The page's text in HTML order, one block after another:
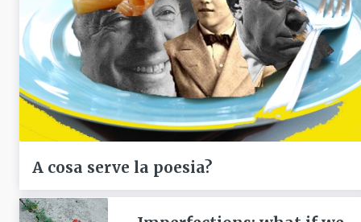
A cosa serve la poesia?